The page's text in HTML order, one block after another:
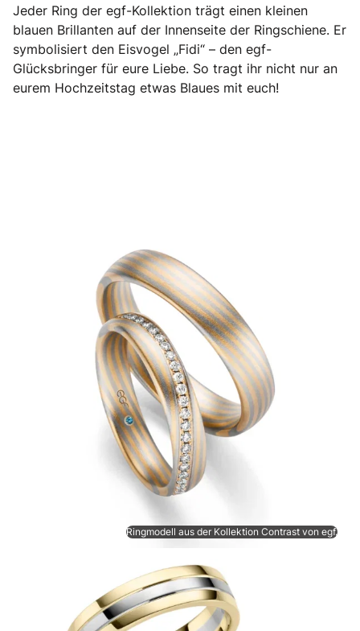
Jeder Ring der egf-Kollektion trägt einen kleinen
blauen Brillanten auf der Innenseite der Ringschiene. Er
symbolisiert den Eisvogel „Fidi“ – den egf-
Glücksbringer für eure Liebe. So tragt ihr nicht nur an
eurem Hochzeitstag etwas Blaues mit euch!
Ringmodell aus der Kollektion Contrast von egf.